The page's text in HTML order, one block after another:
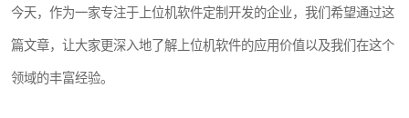
今天，作为一家专注于上位机软件定制开发的企业，我们希望通过这
篇文章，让大家更深入地了解上位机软件的应用价值以及我们在这个
领域的丰富经验。
WCS仓储物流上位机软件
WMS立体仓库上位机软件